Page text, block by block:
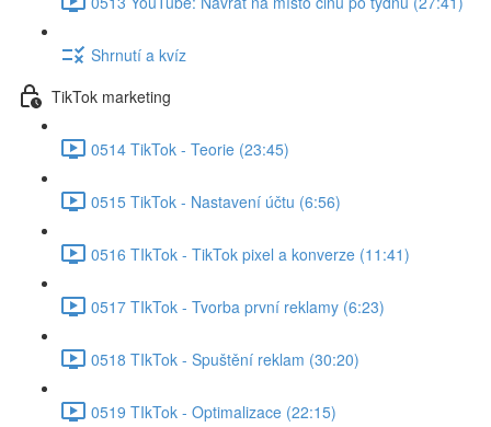
Shrnutí a kvíz
TikTok marketing
0514 TikTok - Teorie (23:45)
0515 TikTok - Nastavení účtu (6:56)
0516 TIkTok - TikTok pixel a konverze (11:41)
0517 TIkTok - Tvorba první reklamy (6:23)
0518 TIkTok - Spuštění reklam (30:20)
0519 TIkTok - Optimalizace (22:15)